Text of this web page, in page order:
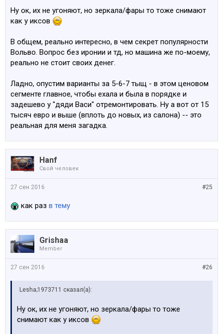
Ну ок, их не угоняют, но зеркала/фары то тоже снимают
как у иксов
В общем, реально интересно, в чем секрет популярности
Вольво. Вопрос без иронии и тд, но машина же по-моему,
реально не стоит своих денег.
Ладно, опустим варианты за 5-6-7 тыщ - в этом ценовом
сегменте главное, чтобы ехала и была в порядке и
задешево у "дяди Васи" отремонтировать. Ну а вот от 15
тысяч евро и выше (вплоть до новых, из салона) -- это
реальная для меня загадка.
Hanf
Свой человек
#25
27 сен 2016
как раз в тему
Grishaa
Member
#26
27 сен 2016
Lesha;1973711 сказал(а):
Ну ок, их не угоняют, но зеркала/фары то тоже
снимают как у иксов